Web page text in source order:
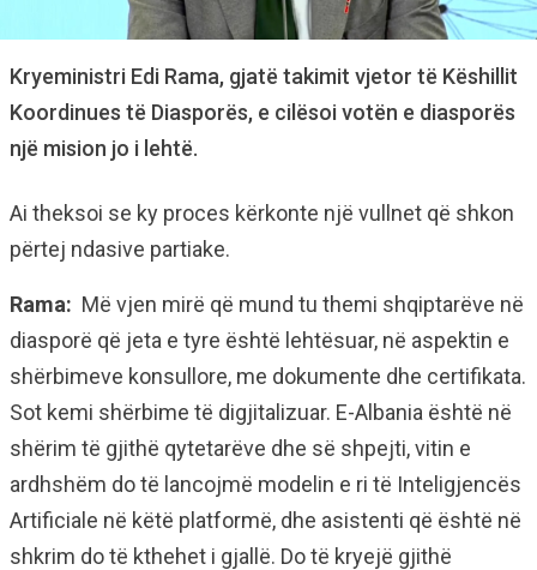
Kryeministri Edi Rama, gjatë takimit vjetor të Këshillit
Koordinues të Diasporës, e cilësoi votën e diasporës
një mision jo i lehtë.
Ai theksoi se ky proces kërkonte një vullnet që shkon
përtej ndasive partiake.
Rama: Më vjen mirë që mund tu themi shqiptarëve në
diasporë që jeta e tyre është lehtësuar, në aspektin e
shërbimeve konsullore, me dokumente dhe certifikata.
Sot kemi shërbime të digjitalizuar. E-Albania është në
shërim të gjithë qytetarëve dhe së shpejti, vitin e
ardhshëm do të lancojmë modelin e ri të Inteligjencës
Artificiale në këtë platformë, dhe asistenti që është në
shkrim do të kthehet i gjallë. Do të kryejë gjithë